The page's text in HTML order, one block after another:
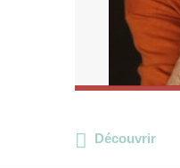
Découvrir